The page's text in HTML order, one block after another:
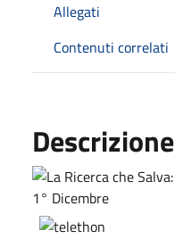
Allegati
Contenuti correlati
Descrizione